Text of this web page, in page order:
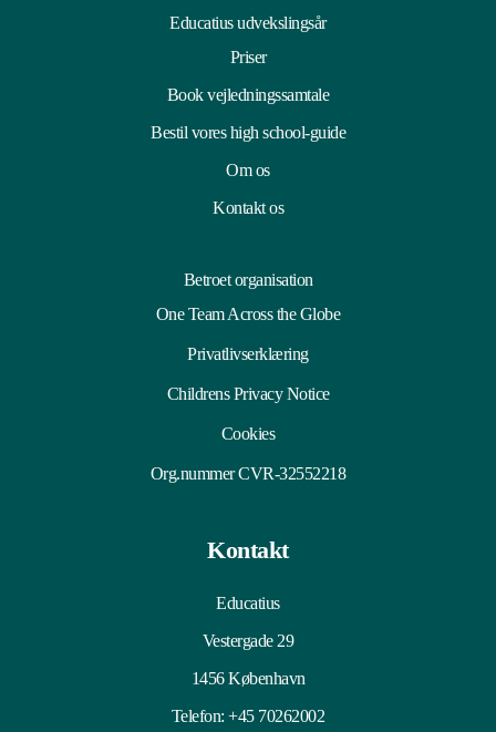
Educatius udvekslingsår
Priser
Book vejledningssamtale
Bestil vores high school-guide
Om os
Kontakt os
Betroet organisation
One Team Across the Globe
Privatlivserklæring
Childrens Privacy Notice
Cookies
Org.nummer CVR-32552218
Kontakt
Educatius
Vestergade 29
1456 København
Telefon:+45 70262002